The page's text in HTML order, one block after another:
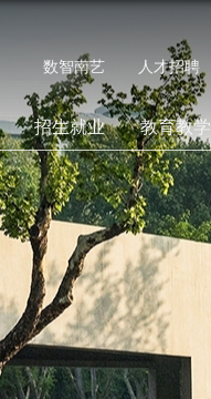
数智南艺 人才招聘
招生就业 教育教学